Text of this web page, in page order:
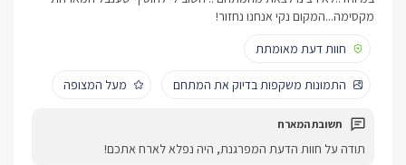
מקסימה...המקום נקי אנחנו נחזור!
חוות דעת מאומתת
התמונות משקפות בדיוק את המתחם מעל המצופה
תודה על חוות הדעת המפרגנת, היה נפלא לארח אתכם!